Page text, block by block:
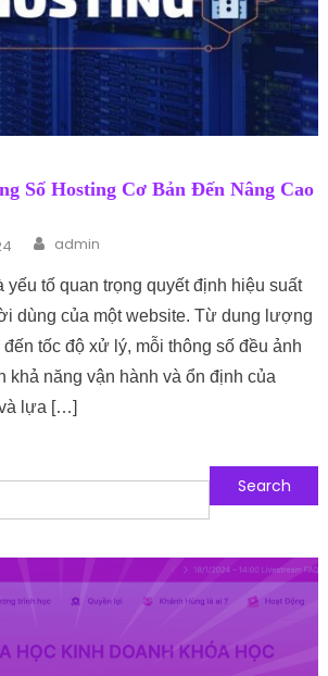
Số Hosting Cơ Bản Đến Nâng Cao
Author
admin
yếu tố quan trọng quyết định hiệu suất
dùng của một website. Từ dung lượng
tốc độ xử lý, mỗi thông số đều ảnh
khả năng vận hành và ổn định của
lựa […]
Follow